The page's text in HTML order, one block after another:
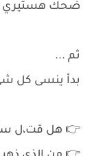
ضحك هستيري
ثم ...
بدأ ينسى كل
👉 هل قت،ل